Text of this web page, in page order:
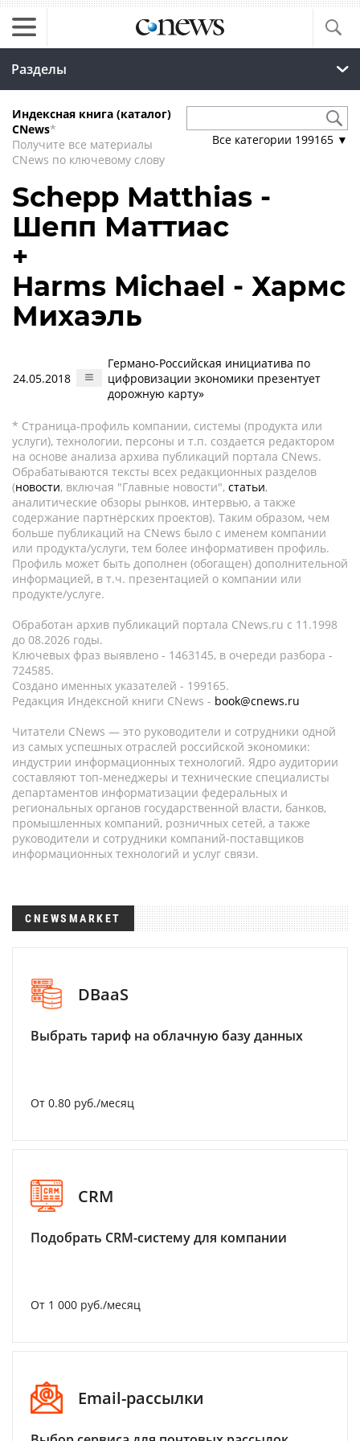
Разделы
Индексная книга (каталог)
CNews*
Получите все материалы
CNews по ключевому слову
Все категории 199165 ▼
Schepp Matthias -
Шепп Маттиас
+
Harms Michael - Хармс
Михаэль
24.05.2018
Германо-Российская инициатива по
цифровизации экономики презентует
дорожную карту»
* Страница-профиль компании, системы (продукта или
услуги), технологии, персоны и т.п. создается редактором
на основе анализа архива публикаций портала CNews.
Обрабатываются тексты всех редакционных разделов
(новости, включая "Главные новости", статьи,
аналитические обзоры рынков, интервью, а также
содержание партнёрских проектов). Таким образом, чем
больше публикаций на CNews было с именем компании
или продукта/услуги, тем более информативен профиль.
Профиль может быть дополнен (обогащен) дополнительной
информацией, в т.ч. презентацией о компании или
продукте/услуге.
Обработан архив публикаций портала CNews.ru c 11.1998
до 08.2026 годы.
Ключевых фраз выявлено - 1463145, в очереди разбора -
724585.
Создано именных указателей - 199165.
Редакция Индексной книги CNews - book@cnews.ru
Читатели CNews — это руководители и сотрудники одной
из самых успешных отраслей российской экономики:
индустрии информационных технологий. Ядро аудитории
составляют топ-менеджеры и технические специалисты
департаментов информатизации федеральных и
региональных органов государственной власти, банков,
промышленных компаний, розничных сетей, а также
руководители и сотрудники компаний-поставщиков
информационных технологий и услуг связи.
CNEWSMARKET
DBaaS
Выбрать тариф на облачную базу данных
От 0.80 руб./месяц
CRM
Подобрать CRM-систему для компании
От 1 000 руб./месяц
Email-рассылки